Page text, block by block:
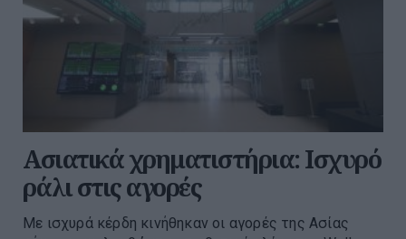
Ασιατικά χρηματιστήρια: Ισχυρό
ράλι στις αγορές
Με ισχυρά κέρδη κινήθηκαν οι αγορές της Ασίας